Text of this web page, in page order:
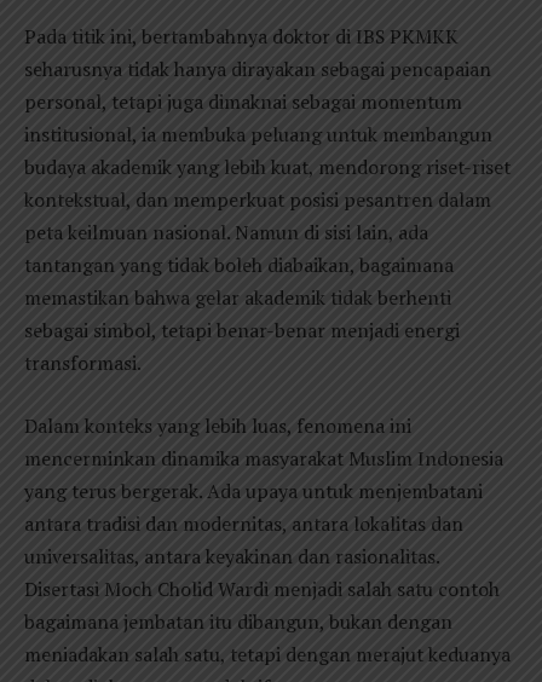
Pada titik ini, bertambahnya doktor di IBS PKMKK
seharusnya tidak hanya dirayakan sebagai pencapaian
personal, tetapi juga dimaknai sebagai momentum
institusional, ia membuka peluang untuk membangun
budaya akademik yang lebih kuat, mendorong riset-riset
kontekstual, dan memperkuat posisi pesantren dalam
peta keilmuan nasional. Namun di sisi lain, ada
tantangan yang tidak boleh diabaikan, bagaimana
memastikan bahwa gelar akademik tidak berhenti
sebagai simbol, tetapi benar-benar menjadi energi
transformasi.
Dalam konteks yang lebih luas, fenomena ini
mencerminkan dinamika masyarakat Muslim Indonesia
yang terus bergerak. Ada upaya untuk menjembatani
antara tradisi dan modernitas, antara lokalitas dan
universalitas, antara keyakinan dan rasionalitas.
Disertasi Moch Cholid Wardi menjadi salah satu contoh
bagaimana jembatan itu dibangun, bukan dengan
meniadakan salah satu, tetapi dengan merajut keduanya